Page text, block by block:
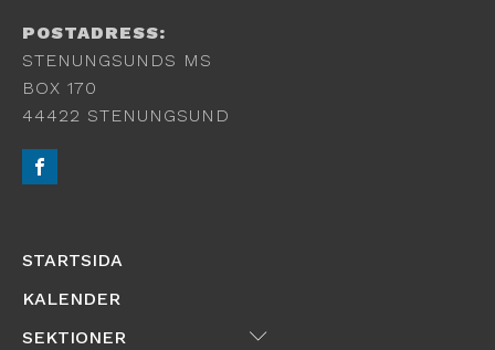
POSTADRESS:
STENUNGSUNDS MS
BOX 170
44422 STENUNGSUND
STARTSIDA
KALENDER
SEKTIONER
Submenu